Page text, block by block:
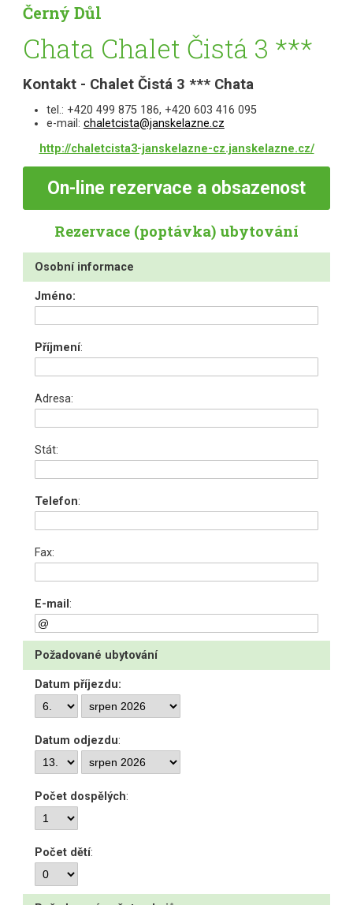
Černý Důl
Chata Chalet Čistá 3 ***
Kontakt - Chalet Čistá 3 *** Chata
tel.: +420 499 875 186, +420 603 416 095
e-mail: chaletcista@janskelazne.cz
http://chaletcista3-janskelazne-cz.janskelazne.cz/
On-line rezervace a obsazenost
Rezervace (poptávka) ubytování
Osobní informace
Jméno:
Příjmení:
Adresa:
Stát:
Telefon:
Fax:
E-mail :
Požadované ubytování
Datum příjezdu:
Datum odjezdu:
Počet dospělých:
Počet dětí: